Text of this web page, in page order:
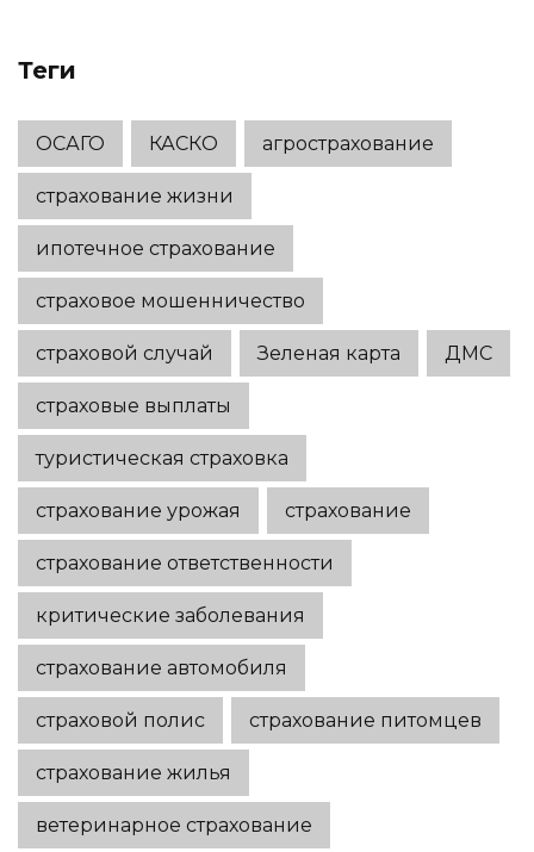
Теги
ОСАГО КАСКО агрострахование
страхование жизни
ипотечное страхование
страховое мошенничество
страховой случай Зеленая карта ДМС
страховые выплаты
туристическая страховка
страхование урожая страхование
страхование ответственности
критические заболевания
страхование автомобиля
страховой полис страхование питомцев
страхование жилья
ветеринарное страхование